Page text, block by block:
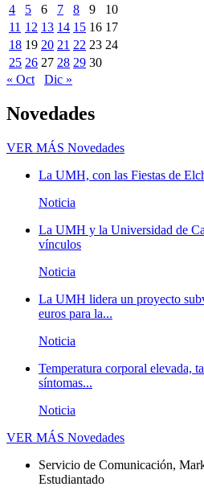
4
5 6 7 8 9
10
11 12 13 14 15 16 17
18 19 20 21 22 23 24
25 26 27 28 29 30
« Oct
Dic »
Novedades
VER MÁS Novedades
La UMH, con las Fiestas de
Noticia
La UMH y la Universidad de
vínculos
Noticia
La UMH lidera un proyecto
euros para la...
Noticia
Temperatura corporal elevada,
síntomas...
Noticia
VER MÁS Novedades
Servicio de Comunicación,
Estudiantado